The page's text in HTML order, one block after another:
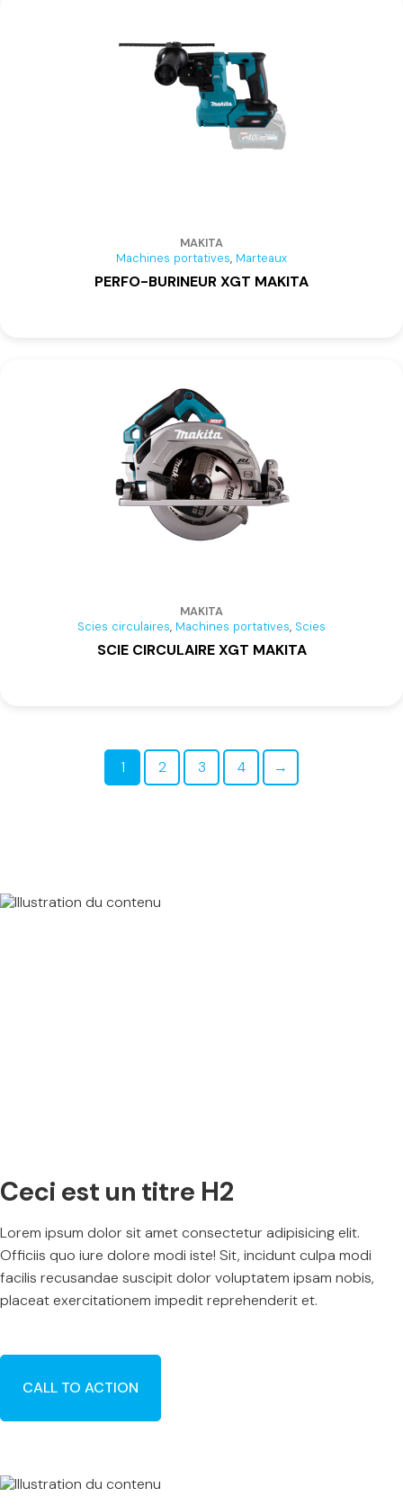
MAKITA
Machines portatives, Marteaux
PERFO-BURINEUR XGT MAKITA
MAKITA
Scies circulaires, Machines portatives, Scies
SCIE CIRCULAIRE XGT MAKITA
1 2 3 4 →
Ceci est un titre H2
Lorem ipsum dolor sit amet consectetur adipisicing elit.
Officiis quo iure dolore modi iste! Sit, incidunt culpa modi
facilis recusandae suscipit dolor voluptatem ipsam nobis,
placeat exercitationem impedit reprehenderit et.
CALL TO ACTION